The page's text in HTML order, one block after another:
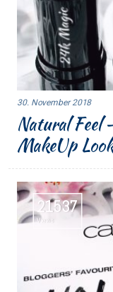
30. November 2018
Natural Feel
MakeUp
21537
Views